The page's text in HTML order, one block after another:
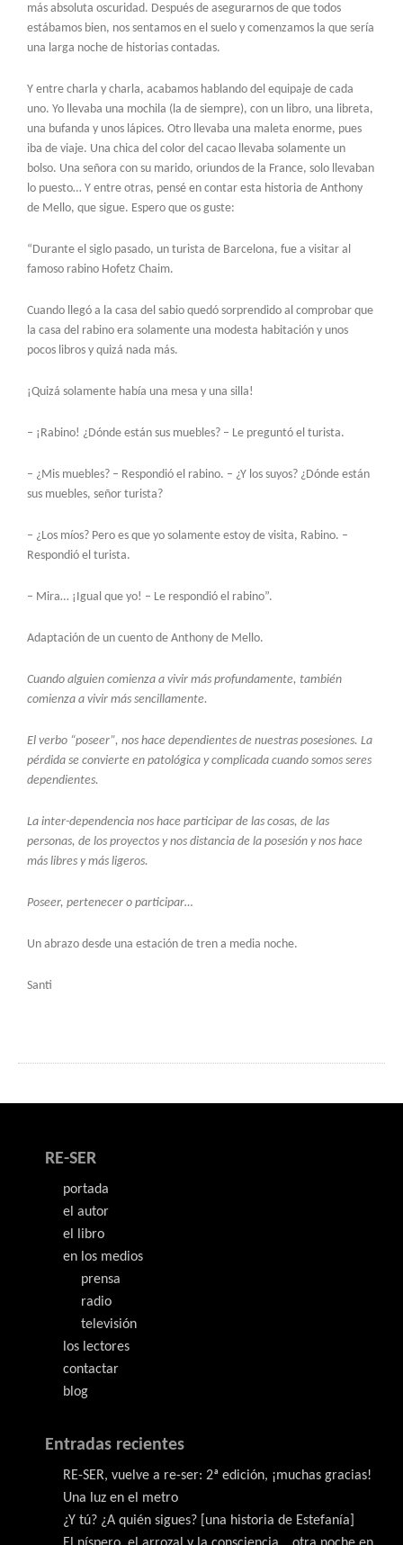
más absoluta oscuridad. Después de asegurarnos de que todos
estábamos bien, nos sentamos en el suelo y comenzamos la que sería
una larga noche de historias contadas.
Y entre charla y charla, acabamos hablando del equipaje de cada
uno. Yo llevaba una mochila (la de siempre), con un libro, una libreta,
una bufanda y unos lápices. Otro llevaba una maleta enorme, pues
iba de viaje. Una chica del color del cacao llevaba solamente un
bolso. Una señora con su marido, oriundos de la France, solo llevaban
lo puesto… Y entre otras, pensé en contar esta historia de Anthony
de Mello, que sigue. Espero que os guste:
“Durante el siglo pasado, un turista de Barcelona, fue a visitar al
famoso rabino Hofetz Chaim.
Cuando llegó a la casa del sabio quedó sorprendido al comprobar que
la casa del rabino era solamente una modesta habitación y unos
pocos libros y quizá nada más.
¡Quizá solamente había una mesa y una silla!
– ¡Rabino! ¿Dónde están sus muebles? – Le preguntó el turista.
– ¿Mis muebles? – Respondió el rabino. – ¿Y los suyos? ¿Dónde están
sus muebles, señor turista?
– ¿Los míos? Pero es que yo solamente estoy de visita, Rabino. –
Respondió el turista.
– Mira… ¡Igual que yo! – Le respondió el rabino”.
Adaptación de un cuento de Anthony de Mello.
Cuando alguien comienza a vivir más profundamente, también
comienza a vivir más sencillamente.
El verbo “poseer”, nos hace dependientes de nuestras posesiones. La
pérdida se convierte en patológica y complicada cuando somos seres
dependientes.
La inter-dependencia nos hace participar de las cosas, de las
personas, de los proyectos y nos distancia de la posesión y nos hace
más libres y más ligeros.
Poseer, pertenecer o participar…
Un abrazo desde una estación de tren a media noche.
Santi
RE-SER
portada
el autor
el libro
en los medios
prensa
radio
televisión
los lectores
contactar
blog
Entradas recientes
RE-SER, vuelve a re-ser: 2ª edición, ¡muchas gracias!
Una luz en el metro
¿Y tú? ¿A quién sigues? [una historia de Estefanía]